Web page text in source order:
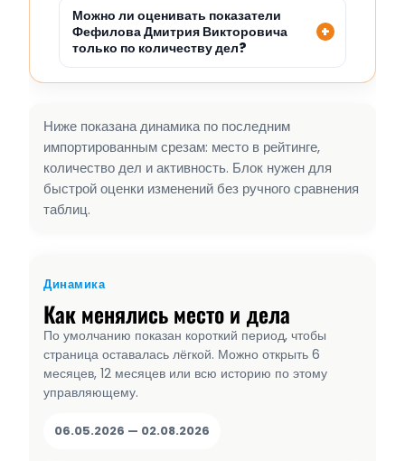
Можно ли оценивать показатели
Фефилова Дмитрия Викторовича
только по количеству дел?
Ниже показана динамика по последним
импортированным срезам: место в рейтинге,
количество дел и активность. Блок нужен для
быстрой оценки изменений без ручного сравнения
таблиц.
Динамика
Как менялись место и дела
По умолчанию показан короткий период, чтобы
страница оставалась лёгкой. Можно открыть 6
месяцев, 12 месяцев или всю историю по этому
управляющему.
06.05.2026 — 02.08.2026